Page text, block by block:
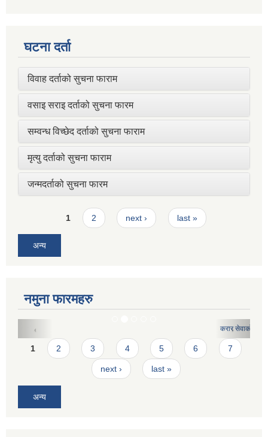
घटना दर्ता
विवाह दर्ताको सुचना फाराम
वसाइ सराइ दर्ताको सुचना फारम
सम्वन्ध विच्छेद दर्ताको सुचना फाराम
मृत्यु दर्ताको सुचना फाराम
जन्मदर्ताको सुचना फारम
Pages1 2 next › last »
अन्य
नमुना फारमहरु
करार सेवाको लागि दरखास्त फारमः
Pages
1 2 3 4 5 6 7
next › last »
अन्य